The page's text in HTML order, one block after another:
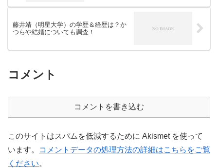
藤井靖（明星大学）の学歴＆経歴は？か
つらや結婚についても調査！
コメント
コメントを書き込む
このサイトはスパムを低減するために Akismet を使って
います。
コメントデータの処理方法の詳細はこちらをご覧
ください。